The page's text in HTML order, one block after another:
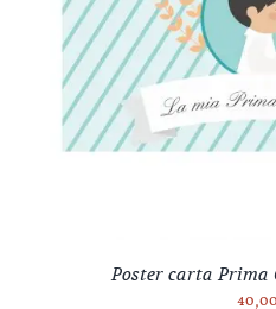
Poster carta Prima
40,00